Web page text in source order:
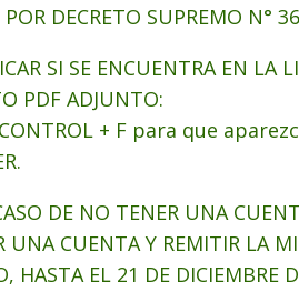
DECRETO SUPREMO N°
SI SE ENCUENTRA EN LA
PDF ADJUNTO:
+ F para que
DE NO TENER UNA
UNA CUENTA Y REMITIR LA
HASTA EL 21 DE DICIEMBRE